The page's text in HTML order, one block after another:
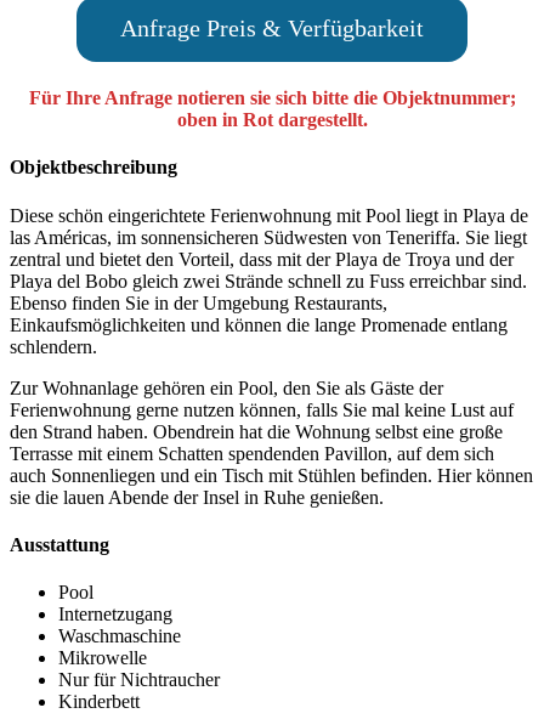
Anfrage Preis & Verfügbarkeit
Für Ihre Anfrage notieren sie sich bitte die Objektnummer;
oben in Rot dargestellt.
Objektbeschreibung
Diese schön eingerichtete Ferienwohnung mit Pool liegt in Playa de
las Américas, im sonnensicheren Südwesten von Teneriffa. Sie liegt
zentral und bietet den Vorteil, dass mit der Playa de Troya und der
Playa del Bobo gleich zwei Strände schnell zu Fuss erreichbar sind.
Ebenso finden Sie in der Umgebung Restaurants,
Einkaufsmöglichkeiten und können die lange Promenade entlang
schlendern.
Zur Wohnanlage gehören ein Pool, den Sie als Gäste der
Ferienwohnung gerne nutzen können, falls Sie mal keine Lust auf
den Strand haben. Obendrein hat die Wohnung selbst eine große
Terrasse mit einem Schatten spendenden Pavillon, auf dem sich
auch Sonnenliegen und ein Tisch mit Stühlen befinden. Hier können
sie die lauen Abende der Insel in Ruhe genießen.
Ausstattung
Pool
Internetzugang
Waschmaschine
Mikrowelle
Nur für Nichtraucher
Kinderbett